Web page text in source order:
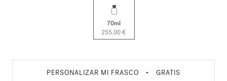
70ml
255,00 €
PERSONALIZAR MI FRASCO • GRATIS